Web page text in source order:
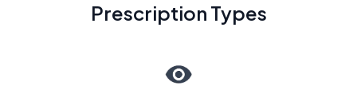
Prescription Types